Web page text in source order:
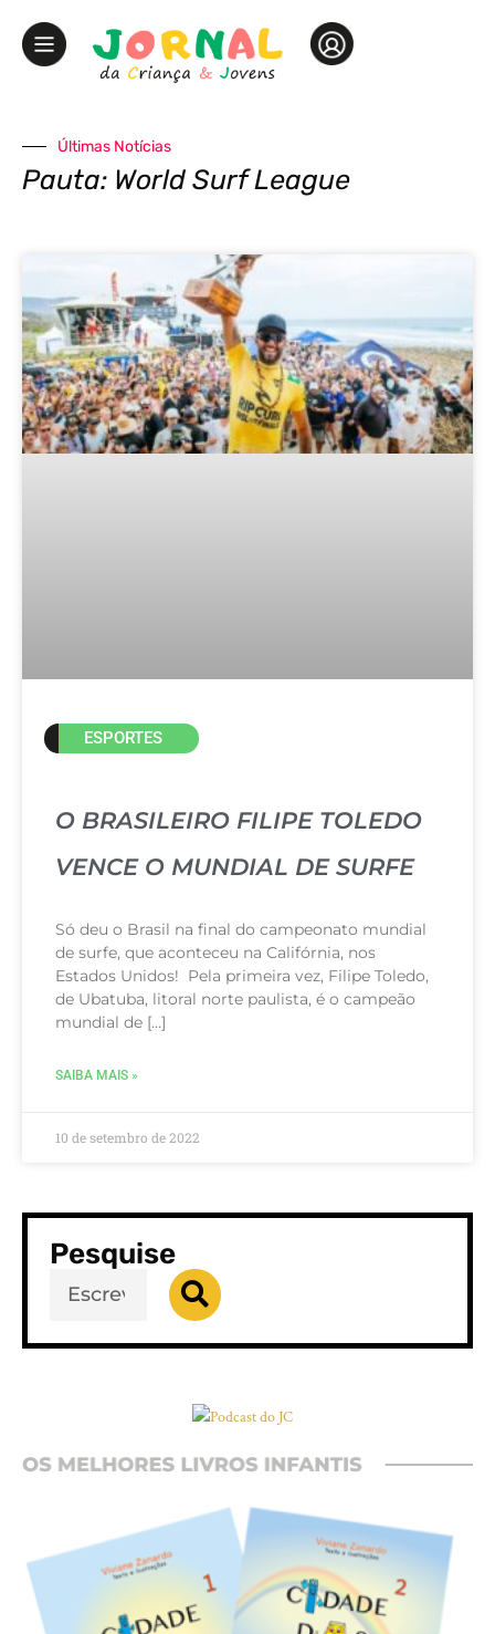
Últimas Notícias
Pauta: World Surf League
ESPORTES
O BRASILEIRO FILIPE TOLEDO
VENCE O MUNDIAL DE SURFE
Só deu o Brasil na final do campeonato mundial
de surfe, que aconteceu na Califórnia, nos
Estados Unidos! Pela primeira vez, Filipe Toledo,
de Ubatuba, litoral norte paulista, é o campeão
mundial de […]
SAIBA MAIS »
10 de setembro de 2022
Pesquise